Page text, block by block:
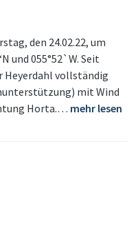
den 24.02.22, um
und 055°52`W. Seit
vollständig
mit Wind
Horta.… mehr lesen